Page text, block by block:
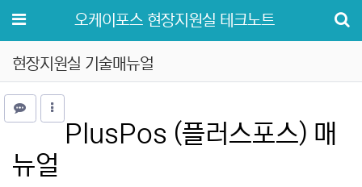
메뉴 오케이포스 현장지원실 테크노트
현장지원실 기술매뉴얼
PlusPos (플러스포스) 매
뉴얼